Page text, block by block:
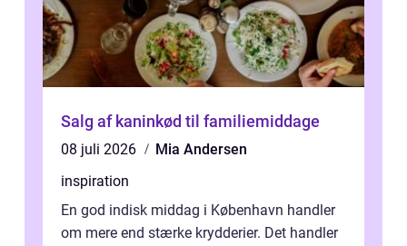
Salg af kaninkød til familiemiddage
08 juli 2026
Mia Andersen
inspiration
En god indisk middag i København handler
om mere end stærke krydderier. Det handler